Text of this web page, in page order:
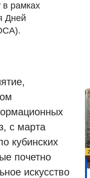
в рамках
Дней
с марта
кубинских
почетно
искусство